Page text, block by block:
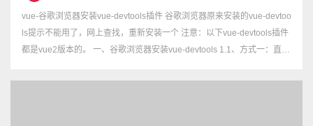
vue-谷歌浏览器安装vue-devtools插件 谷歌浏览器原来安装的vue-devtoo
ls提示不能用了，网上查找，重新安装一个 注意：以下vue-devtools插件
都是vue2版本的。 一、谷歌浏览器安装vue-devtools 1.1、方式一：直接